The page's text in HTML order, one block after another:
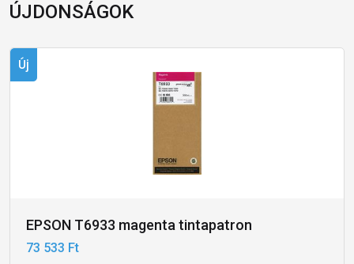
ÚJDONSÁGOK
Új
EPSON T6933 magenta tintapatron
73 533 Ft